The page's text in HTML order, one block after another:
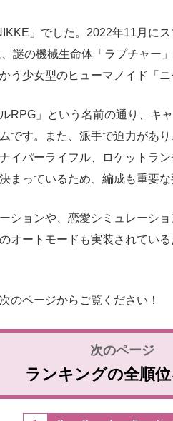
」でした。2022年11月に
謎の機械生命体「ラプチャー
う少女型のヒューマノイド「
RPG」という名前の通り、キ
です。また、派手で迫力があ
イパーライフル、ロケットラ
まっているため、編成も重要な
ションや、恋愛シミュレーシ
オートモードも実装されてい
のページからご覧ください！
ランキングの全順